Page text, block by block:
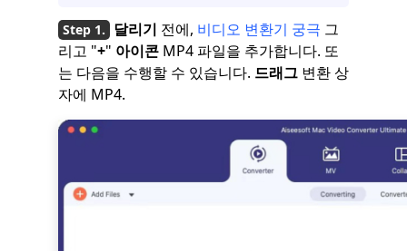
달리기 전에, 비디오 변환기 궁극 그
리고 "+" 아이콘 MP4 파일을 추가합니다. 또
는 다음을 수행할 수 있습니다. 드래그 변환 상
자에 MP4.